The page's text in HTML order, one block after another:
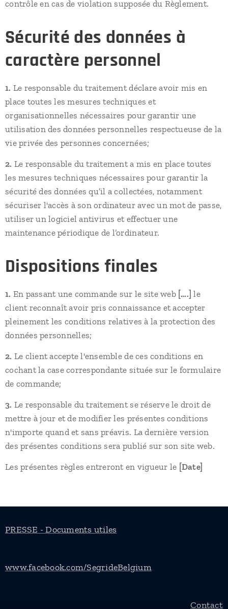
contrôle en cas de violation supposée du Règlement.
Sécurité des données à
caractère personnel
1. Le responsable du traitement déclare avoir mis en
place toutes les mesures techniques et
organisationnelles nécessaires pour garantir une
utilisation des données personnelles respectueuse de la
vie privée des personnes concernées;
2. Le responsable du traitement a mis en place toutes
les mesures techniques nécessaires pour garantir la
sécurité des données qu’il a collectées, notamment
sécuriser l'accès à son ordinateur avec un mot de passe,
utiliser un logiciel antivirus et effectuer une
maintenance périodique de l’ordinateur.
Dispositions finales
1. En passant une commande sur le site web [….] le
client reconnaît avoir pris connaissance et accepter
pleinement les conditions relatives à la protection des
données personnelles;
2. Le client accepte l'ensemble de ces conditions en
cochant la case correspondante située sur le formulaire
de commande;
3. Le responsable du traitement se réserve le droit de
mettre à jour et de modifier les présentes conditions
n'importe quand et sans préavis. La dernière version
des présentes conditions sera publié sur son site web.
Les présentes règles entreront en vigueur le [Date]
PRESSE - Documents utiles
www.facebook.com/SegrideBelgium
Contact